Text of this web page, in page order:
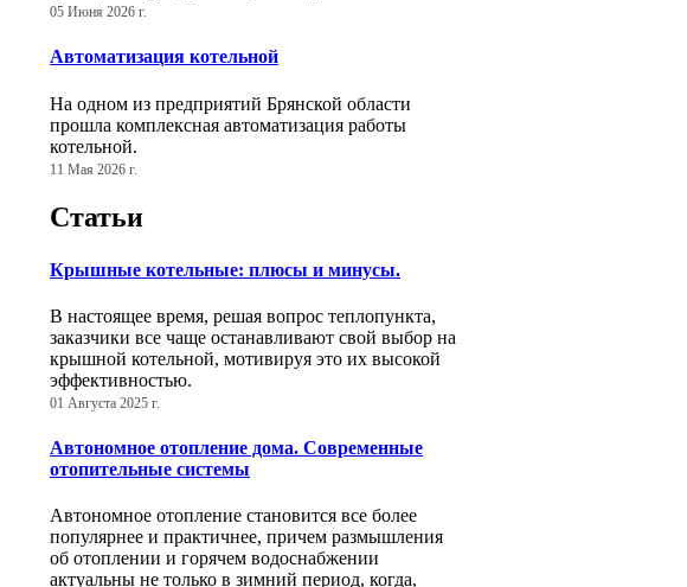
05 Июня 2026 г.
Автоматизация котельной
На одном из предприятий Брянской области
прошла комплексная автоматизация работы
котельной.
11 Мая 2026 г.
Статьи
Крышные котельные: плюсы и минусы.
В настоящее время, решая вопрос теплопункта,
заказчики все чаще останавливают свой выбор на
крышной котельной, мотивируя это их высокой
эффективностью.
01 Августа 2025 г.
Автономное отопление дома. Современные
отопительные системы
Автономное отопление становится все более
популярнее и практичнее, причем размышления
об отоплении и горячем водоснабжении
актуальны не только в зимний период, когда,